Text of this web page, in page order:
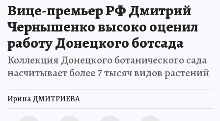
Вице-премьер РФ Дмитрий
Чернышенко высоко оценил
работу Донецкого ботсада
Коллекция Донецкого ботанического сада
насчитывает более 7 тысяч видов растений
Ирина ДМИТРИЕВА